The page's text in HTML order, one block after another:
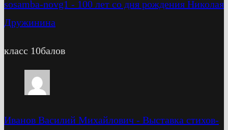
sosamba-novg1 - 100 лет со дня рождения Николая
Дружинина
класс 10балов
Иванов Василий Михайлович - Выставка стихов-